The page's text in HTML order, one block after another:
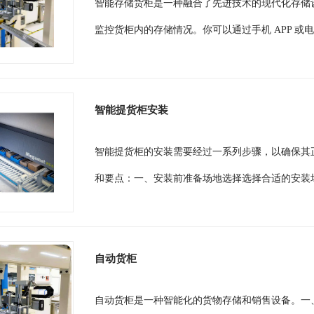
智能存储货柜是一种融合了先进技术的现代化存
监控货柜内的存储情况。你可以通过手机 APP 或
智能提货柜安装
智能提货柜的安装需要经过一系列步骤，以确保
和要点：一、安装前准备场地选择选择合适的安
自动货柜
自动货柜是一种智能化的货物存储和销售设备。